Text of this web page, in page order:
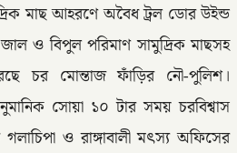
মাছ আহরণে অবৈধ ট্রল ডোর উইন্ড
ও বিপুল পরিমাণ সামুদ্রিক মাছসহ
চর মোন্তাজ ফাঁড়ির নৌ-পুলিশ।
সোয়া ১০ টার সময় চরবিশ্বাস
ও রাঙ্গাবালী মৎস্য অফিসের